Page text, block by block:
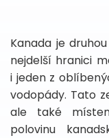
Kanada je
nejdelší hranici
i jeden z
vodopády. Tato
ale také
polovinu